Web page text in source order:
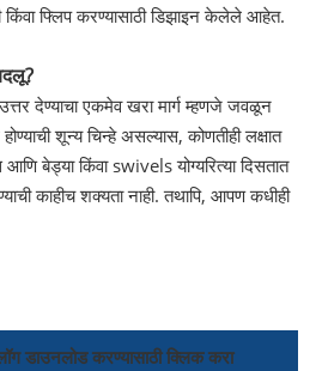
फ्लिप करण्यासाठी डिझाइन केलेले आहेत.
देण्याचा एकमेव खरा मार्ग म्हणजे जवळून
शून्य चिन्हे असल्यास, कोणतीही लक्षात
बेड्या किंवा swivels योग्यरित्या दिसतात
काहीच शक्यता नाही. तथापि, आपण कधीही
डाउनलोड करण्यासाठी क्लिक करा